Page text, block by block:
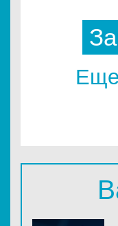
Еще